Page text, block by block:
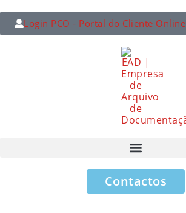
Login PCO - Portal do Cliente Online
Contactos